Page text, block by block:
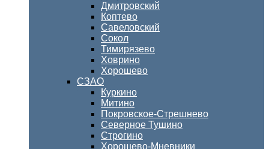
Дмитровский
Коптево
Савеловский
Сокол
Тимирязево
Ховрино
Хорошево
СЗАО
Куркино
Митино
Покровское-Стрешнево
Северное Тушино
Строгино
Хорошево-Мневники